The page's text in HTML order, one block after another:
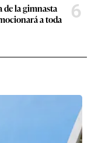
de la gimnasta
a toda
6